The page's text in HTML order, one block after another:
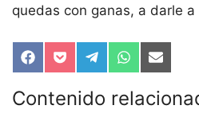
quedas con ganas, a darle a
Compartir
en
Facebook
Compartir
en
Pocket
Compartir
en
Telegram
Compartir
en
WhatsApp
en
Email
Contenido